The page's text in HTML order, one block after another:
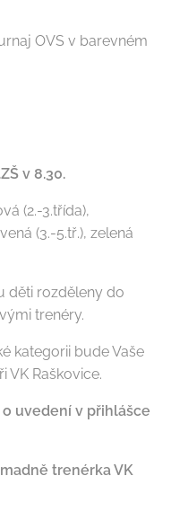
OVS v barevném
v 8.30.
(2.-3.třída),
(3.-5.tř.), zelená
děti rozděleny do
trenéry.
kategorii bude Vaše
VK Raškovice.
uvedení v přihlášce
trenérka VK